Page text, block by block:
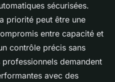
sécurisées.
priorité peut être une
entre capacité et
contrôle précis sans
demandent
avec des